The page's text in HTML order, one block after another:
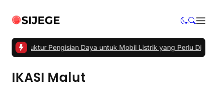
Infrastruktur Pengisian Daya untuk Mobil Listrik yang Perlu
IKASI Malut